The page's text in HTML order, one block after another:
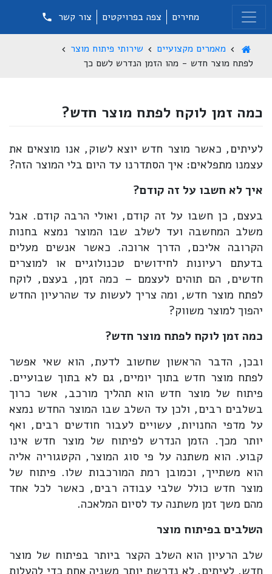
מחירים צפה בפרויקטים צור קשר
מאמרים מקצועיים
שירותי פיתוח מוצר
לפתח מוצר חדש - מהו הזמן הנדרש לשם כך
כמה זמן לוקח לפתח מוצר חדש?
לעיתים, כאשר מוצר חדש יוצא לשוק, אנו מוצאים את
עצמנו מתפלאים: איך הסתדרנו עד היום בלי המוצר הזה?
איך לא חשבו על זה קודם?
בעצם, כן חשבו על זה קודם, ואולי הרבה קודם. אבל
משלב המחשבה ועד לשלב שבו המוצר נמצא בחנות
הקרובה אליכם, הדרך ארוכה. כאשר אנשים מעלים
בדעתם רעיונות לחידושים טכנולוגיים או למוצרים
חדשים, הם תוהים לעצמם – כמה זמן, בעצם, לוקח
לפתח מוצר חדש, ומה צריך לעשות עד שהרעיון החדש
יהפוך למוצר משווק?
כמה זמן לוקח לפתח מוצר חדש?
ובכן, הדבר הראשון שחשוב לדעת, הוא שאי אפשר
לפתח מוצר חדש בתוך יומיים, גם לא בתוך שבועיים.
פיתוח של מוצר חדש הוא תהליך מורכב, אשר כרוך
בשלבים רבים, ולכן עד השלב שבו המוצר החדש נמצא
על מדפי החנויות, עשויים לעבור חודשים רבים, ואף
יותר מכך. הזמן הנדרש לפיתוח של מוצר חדש אינו
קבוע. הוא משתנה על פי סוג המוצר, הקטגוריה אליה
הוא משתייך, וכמובן רמת המורכבות שלו. פיתוח של
מוצר חדש כולל שלבי עבודה רבים, כאשר לכל אחד
מהם משך זמן משתנה עד לסיום המלאכה.
השלבים בפיתוח מוצר
שלב הרעיון הוא השלב הקצר ביותר בפיתוח של מוצר